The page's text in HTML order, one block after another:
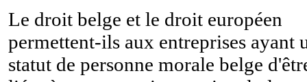
Le droit belge et le droit européen
permettent-ils aux entreprises ayant
statut de personne morale belge